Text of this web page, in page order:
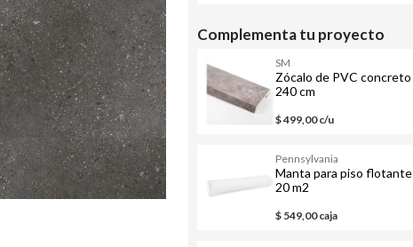
Complementa tu proyecto
SM
Zócalo de PVC concreto
240 cm
$ 499,00 c/u
Pennsylvania
Manta para piso flotante
20 m2
$ 549,00 caja